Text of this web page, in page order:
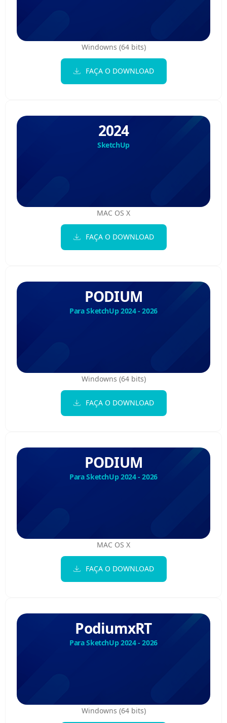
Windowns (64 bits)
FAÇA O DOWNLOAD
2024
SketchUp
MAC OS X
FAÇA O DOWNLOAD
PODIUM
Para SketchUp 2024 - 2026
Windowns (64 bits)
FAÇA O DOWNLOAD
PODIUM
Para SketchUp 2024 - 2026
MAC OS X
FAÇA O DOWNLOAD
PodiumxRT
Para SketchUp 2024 - 2026
Windowns (64 bits)